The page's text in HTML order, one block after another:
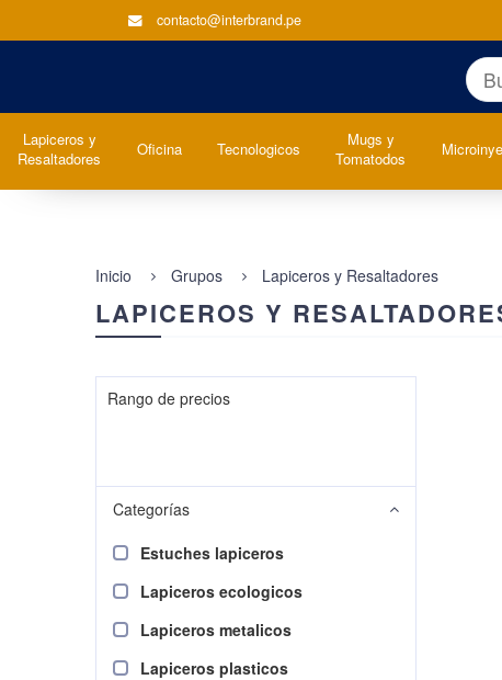
contacto@interbrand.pe
Lapiceros y
Resaltadores
Oficina Tecnologicos
Mugs y
Tomatodos
Inicio Grupos Lapiceros y Resaltadores
LAPICEROS Y
Rango de precios
Categorías
Estuches lapiceros
Lapiceros ecologicos
Lapiceros metalicos
Lapiceros plasticos